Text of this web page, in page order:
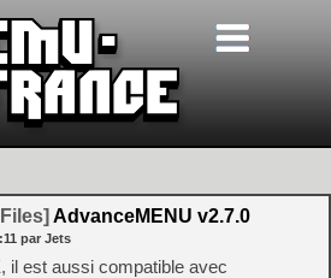
AdvanceMENU v2.7.0
par Jets
il est aussi compatible avec